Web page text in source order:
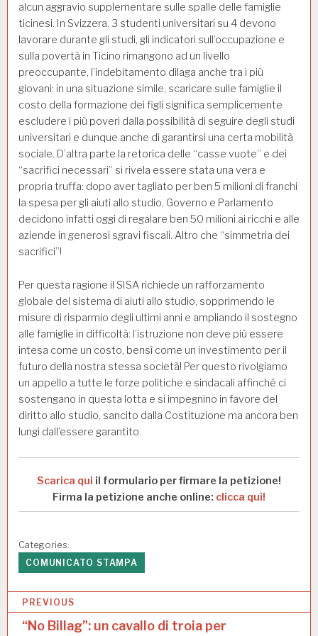
alcun aggravio supplementare sulle spalle delle famiglie
ticinesi. In Svizzera, 3 studenti universitari su 4 devono
lavorare durante gli studi, gli indicatori sull’occupazione e
sulla povertà in Ticino rimangono ad un livello
preoccupante, l’indebitamento dilaga anche tra i più
giovani: in una situazione simile, scaricare sulle famiglie il
costo della formazione dei figli significa semplicemente
escludere i più poveri dalla possibilità di seguire degli studi
universitari e dunque anche di garantirsi una certa mobilità
sociale. D’altra parte la retorica delle “casse vuote” e dei
“sacrifici necessari” si rivela essere stata una vera e
propria truffa: dopo aver tagliato per ben 5 milioni di franchi
la spesa per gli aiuti allo studio, Governo e Parlamento
decidono infatti oggi di regalare ben 50 milioni ai ricchi e alle
aziende in generosi sgravi fiscali. Altro che “simmetria dei
sacrifici”!
Per questa ragione il SISA richiede un rafforzamento
globale del sistema di aiuti allo studio, sopprimendo le
misure di risparmio degli ultimi anni e ampliando il sostegno
alle famiglie in difficoltà: l’istruzione non deve più essere
intesa come un costo, bensì come un investimento per il
futuro della nostra stessa società! Per questo rivolgiamo
un appello a tutte le forze politiche e sindacali affinché ci
sostengano in questa lotta e si impegnino in favore del
diritto allo studio, sancito dalla Costituzione ma ancora ben
lungi dall’essere garantito.
Scarica qui il formulario per firmare la petizione!
Firma la petizione anche online: clicca qui!
Categories:
COMUNICATO STAMPA
NPREVIOUS
“No Billag”: un cavallo di troia per